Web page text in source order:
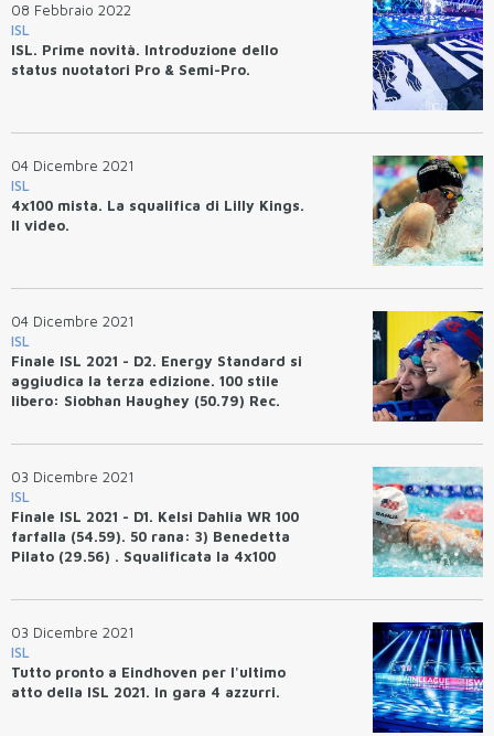
08 Febbraio 2022
ISL
ISL. Prime novità. Introduzione dello
status nuotatori Pro & Semi-Pro.
04 Dicembre 2021
ISL
4x100 mista. La squalifica di Lilly Kings.
Il video.
04 Dicembre 2021
ISL
Finale ISL 2021 - D2. Energy Standard si
aggiudica la terza edizione. 100 stile
libero: Siobhan Haughey (50.79) Rec.
03 Dicembre 2021
ISL
Finale ISL 2021 - D1. Kelsi Dahlia WR 100
farfalla (54.59). 50 rana: 3) Benedetta
Pilato (29.56) . Squalificata la 4x100
03 Dicembre 2021
ISL
Tutto pronto a Eindhoven per l'ultimo
atto della ISL 2021. In gara 4 azzurri.